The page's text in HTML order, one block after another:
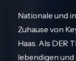
Nationale und
Zuhause von
Haas. Als DER
lebendigen